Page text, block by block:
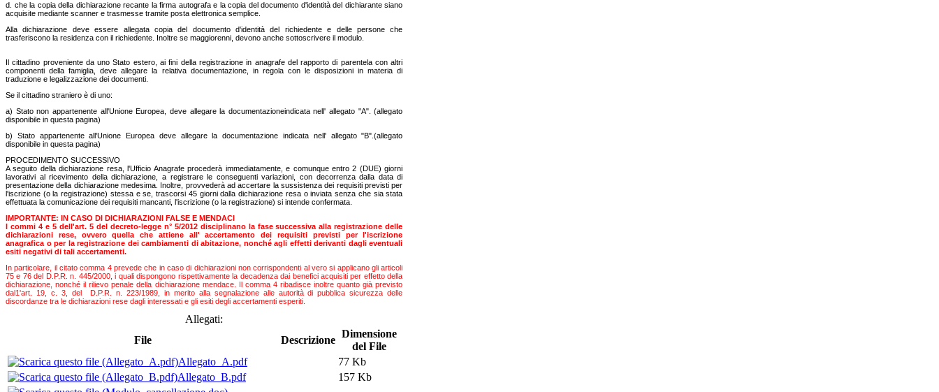
d. che la copia della dichiarazione recante la firma autografa e la copia del documento d'identità del dichiarante siano
acquisite mediante scanner e trasmesse tramite posta elettronica semplice.
Alla dichiarazione deve essere allegata copia del documento d'identità del richiedente e delle persone che
trasferiscono la residenza con il richiedente. Inoltre se maggiorenni, devono anche sottoscrivere il modulo.
Il cittadino proveniente da uno Stato estero, ai fini della registrazione in anagrafe del rapporto di parentela con altri
componenti della famiglia, deve allegare la relativa documentazione, in regola con le disposizioni in materia di
traduzione e legalizzazione dei documenti.
Se il cittadino straniero è di uno:
a) Stato non appartenente all'Unione Europea, deve allegare la documentazioneindicata nell' allegato "A". (allegato
disponibile in questa pagina)
b) Stato appartenente all'Unione Europea deve allegare la documentazione indicata nell' allegato "B".(allegato
disponibile in questa pagina)
PROCEDIMENTO SUCCESSIVO
A seguito della dichiarazione resa, l'Ufficio Anagrafe procederà immediatamente, e comunque entro 2 (DUE) giorni
lavorativi al ricevimento della dichiarazione, a registrare le conseguenti variazioni, con decorrenza dalla data di
presentazione della dichiarazione medesima. Inoltre, provvederà ad accertare la sussistenza dei requisiti previsti per
l'iscrizione (o la registrazione) stessa e se, trascorsi 45 giorni dalla dichiarazione resa o inviata senza che sia stata
effettuata la comunicazione dei requisiti mancanti, l'iscrizione (o la registrazione) si intende confermata.
IMPORTANTE: IN CASO DI DICHIARAZIONI FALSE E MENDACI
I commi 4 e 5 dell'art. 5 del decreto-legge n° 5/2012 disciplinano la fase successiva alla registrazione delle
dichiarazioni rese, ovvero quella che attiene all' accertamento dei requisiti previsti per l'iscrizione
anagrafica o per la registrazione dei cambiamenti di abitazione, nonché agli effetti derivanti dagli eventuali
esiti negativi di tali accertamenti.
In particolare, il citato comma 4 prevede che in caso di dichiarazioni non corrispondenti al vero si applicano gli articoli
75 e 76 del D.P.R. n. 445/2000, i quali dispongono rispettivamente la decadenza dai benefici acquisiti per effetto della
dichiarazione, nonché il rilievo penale della dichiarazione mendace. Il comma 4 ribadisce inoltre quanto già previsto
dal1'art. 19, c. 3, del D.P.R. n. 223/1989, in merito alla segnalazione alle autorità di pubblica sicurezza delle
discordanze tra le dichiarazioni rese dagli interessati e gli esiti degli accertamenti esperiti.
Allegati:
File
Descrizione
Dimensione
del File
Allegato_A.pdf
77 Kb
Allegato_B.pdf
157 Kb